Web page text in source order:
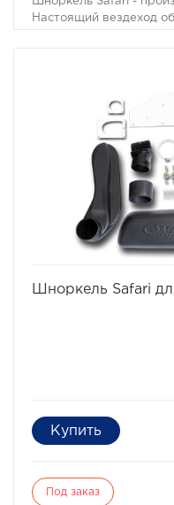
Настоящий вездеход
того не известно
невинном броде. В
воды в цилиндры
Вода, как известно, в
соответственно
головки моторов,
Шноркель Safari
Под заказ